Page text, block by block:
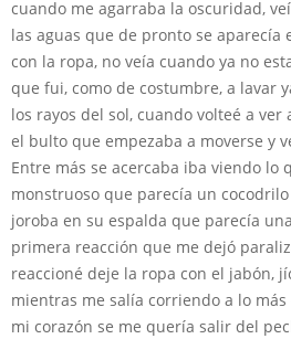
cuando me agarraba la oscuridad,
las aguas que de pronto se
con la ropa, no veía cuando ya no
que fui, como de costumbre, a lavar
los rayos del sol, cuando volteé a ver
el bulto que empezaba a moverse y
Entre más se acercaba iba viendo lo
monstruoso que parecía un
joroba en su espalda que parecía
primera reacción que me dejó
reaccioné deje la ropa con el jabón,
mientras me salía corriendo a lo
mi corazón se me quería salir del